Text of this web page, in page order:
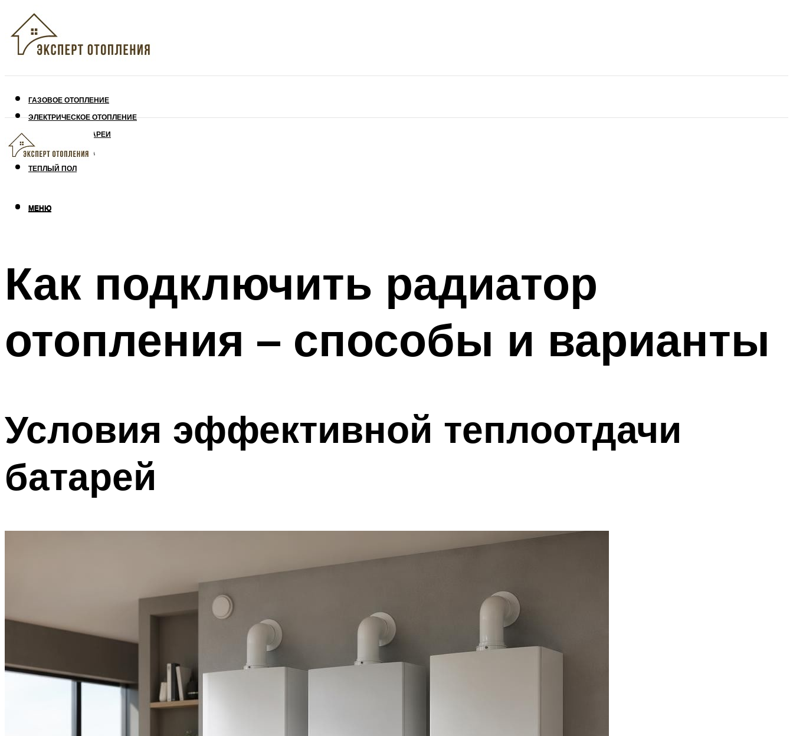
ГАЗОВОЕ ОТОПЛЕНИЕ
ЭЛЕКТРИЧЕСКОЕ ОТОПЛЕНИЕ
СОЛНЕЧНЫЕ БАТАРЕИ
УТЕПЛЕНИЕ ДОМА
ТЕПЛЫЙ ПОЛ
МЕНЮ
МЕНЮ
Как подключить радиатор
отопления – способы и варианты
Условия эффективной теплоотдачи
батарей